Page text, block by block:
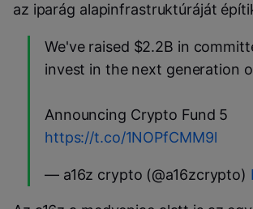
az iparág alapinfrastruktúráját
We've raised $2.2B in
invest in the next generation
Announcing Crypto Fund 5
https://t.co/1NOPfCMM9l
— a16z crypto (@a16zcrypto)